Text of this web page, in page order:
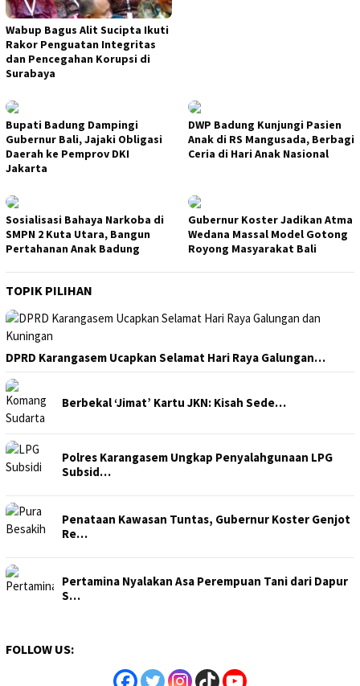
Wabup Bagus Alit Sucipta Ikuti
Rakor Penguatan Integritas
dan Pencegahan Korupsi di
Surabaya
Bupati Badung Dampingi
Gubernur Bali, Jajaki Obligasi
Daerah ke Pemprov DKI
Jakarta
DWP Badung Kunjungi Pasien
Anak di RS Mangusada, Berbagi
Ceria di Hari Anak Nasional
Sosialisasi Bahaya Narkoba di
SMPN 2 Kuta Utara, Bangun
Pertahanan Anak Badung
Gubernur Koster Jadikan Atma
Wedana Massal Model Gotong
Royong Masyarakat Bali
TOPIK PILIHAN
DPRD Karangasem Ucapkan Selamat Hari Raya Galungan…
Berbekal ‘Jimat’ Kartu JKN: Kisah Sede…
Polres Karangasem Ungkap Penyalahgunaan LPG
Subsid…
Penataan Kawasan Tuntas, Gubernur Koster Genjot
Re…
Pertamina Nyalakan Asa Perempuan Tani dari Dapur
S…
FOLLOW US: